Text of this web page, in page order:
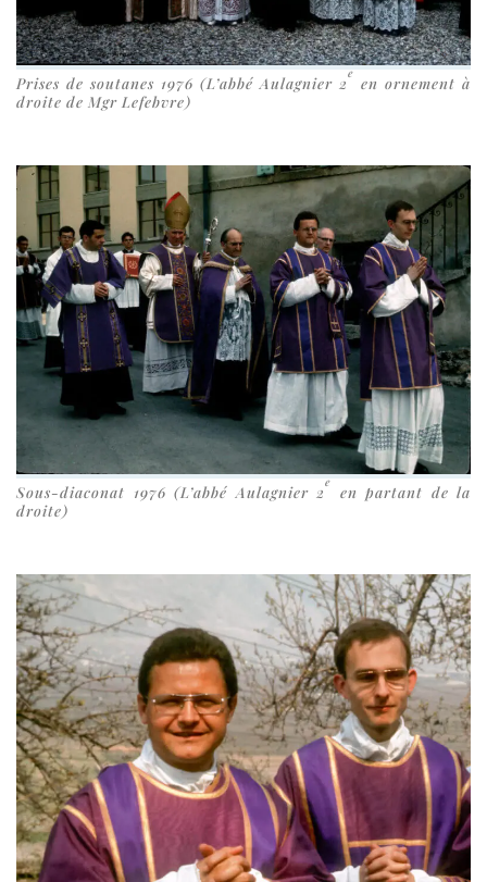
Prises de sou­tanes 1976 (L’abbé Aulagnier 2
e
en orne­ment à
droite de Mgr Lefebvre)
Sous-​diaconat 1976 (L’abbé Aulagnier 2
e
en par­tant de la
droite)